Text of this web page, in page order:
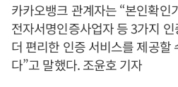
카카오뱅크 관계자는 “본인확인
전자서명인증사업자 등 3가지
더 편리한 인증 서비스를 제공할
다”고 말했다. 조윤호 기자